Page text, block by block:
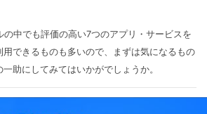
の中でも評価の高い7つのアプリ・サービスを
できるものも多いので、まずは気になるもの
助にしてみてはいかがでしょうか。